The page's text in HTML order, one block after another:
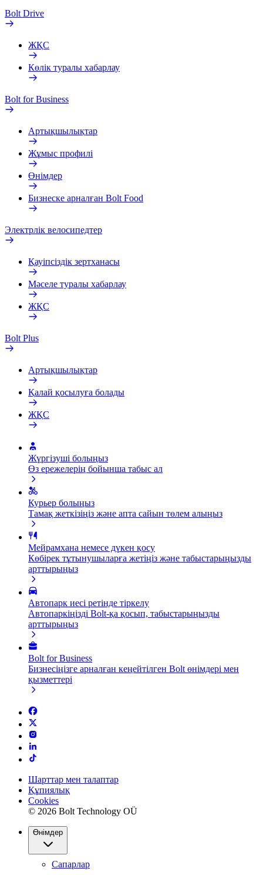
Bolt Drive
ЖҚС
Көлік туралы хабарлау
Bolt for Business
Артықшылықтар
Жұмыс профилі
Өнімдер
Бизнеске арналған Bolt Food
Электрлік велосипедтер
Қауіпсіздік зертханасы
Мәселе туралы хабарлау
ЖҚС
Bolt Plus
Артықшылықтар
Қалай қосылуға болады
ЖҚС
Жүргізуші болыңыз
Өз ережелерің бойынша табыс ал
Курьер болыңыз
Тамақ жеткізіңіз және апта сайын төлем алыңыз
Мейрамхана немесе дүкен қосу
Көбірек тұтынушыларға жетіңіз және табыстарыңызды
арттырыңыз
Автопарк иесі ретінде тіркелу
Автопаркіңізді Bolt-қа қосып, табыстарыңызды
арттырыңыз
Bolt for Business
Бизнесіңізге арналған кеңейтілген Bolt өнімдері мен
қызметтері
Шарттар мен талаптар
Құпиялық
Cookies
© 2026 Bolt Technology OÜ
Өнімдер
Сапарлар